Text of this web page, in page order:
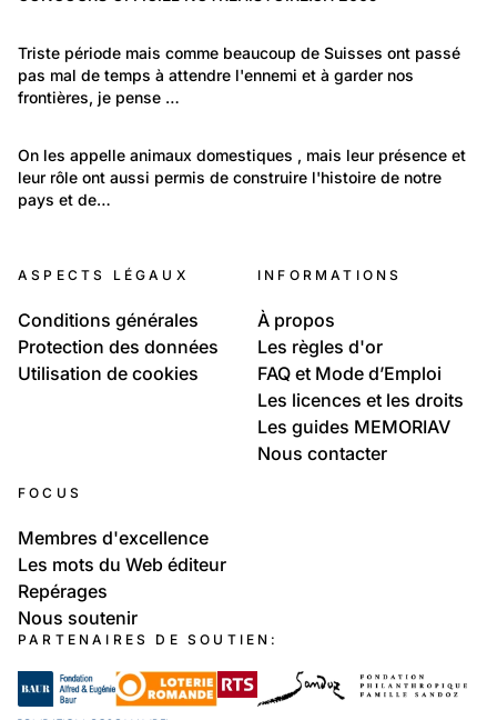
Politique et Société: Sécurité et justice
La mobilisation
Triste période mais comme beaucoup de Suisses ont passé
pas mal de temps à attendre l'ennemi et à garder nos
frontières, je pense …
Environnement: Nature et paysage
Nos animaux
On les appelle animaux domestiques , mais leur présence et
leur rôle ont aussi permis de construire l'histoire de notre
pays et de…
Famille de Dominique Aebi
ASPECTS LÉGAUX
Conditions générales
Protection des données
Utilisation de cookies
INFORMATIONS
À propos
Les règles d'or
FAQ et Mode d’Emploi
Les licences et les droits
Les guides MEMORIAV
Nous contacter
FOCUS
Membres d'excellence
Les mots du Web éditeur
Repérages
Nous soutenir
PARTENAIRES DE SOUTIEN: